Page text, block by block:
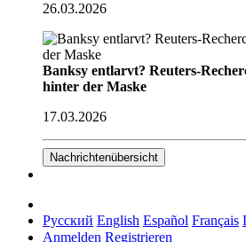
26.03.2026
Banksy entlarvt? Reuters-
hinter der Maske
17.03.2026
Nachrichtenübersicht
Русский English Español Français
Anmelden Registrieren